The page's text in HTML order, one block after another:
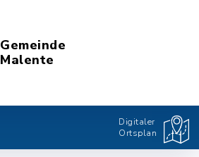
Gemeinde
Malente
Digitaler
Ortsplan